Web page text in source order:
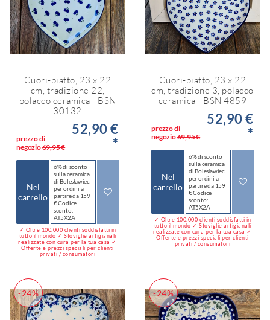
Cuori-piatto, 23 x 22
cm, tradizione 22,
polacco ceramica - BSN
30132
prezzo di
negozio69,95 €
52,90 €
*
Nel
carrello
6% di sconto
sulla ceramica
di Bolesławiec
per ordini a
partire da 159
€ Codice
sconto:
AT5X2A
✓ Oltre 100.000 clienti soddisfatti in
tutto il mondo ✓ Stoviglie artigianali
realizzate con cura per la tua casa ✓
Offerte e prezzi speciali per clienti
privati / consumatori
Cuori-piatto, 23 x 22
cm, tradizione 3, polacco
ceramica - BSN 4859
prezzo di
negozio69,95 €
52,90 €
*
Nel
carrello
6% di sconto
sulla ceramica
di Bolesławiec
per ordini a
partire da 159
€ Codice
sconto:
AT5X2A
✓ Oltre 100.000 clienti soddisfatti in
tutto il mondo ✓ Stoviglie artigianali
realizzate con cura per la tua casa ✓
Offerte e prezzi speciali per clienti
privati / consumatori
-24% -24%